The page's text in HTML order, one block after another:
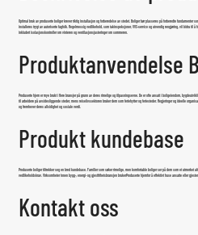
Optimal bruk av produserte boliger krever riktig installasjon og forberedelse av stedet. Boliger bør plasseres på forberedte
installeres trygt av autoriserte fagfolk. Regelmessig vedlikehold, som takinspeksjoner, VVS-service og utvendig rengjøring, vil bidra til
inkludert isolasjonskontroller om vinteren og ventilasjonsjusteringer om sommeren.
Produktanvendelse
Produserte hjem er mye brukt i flere bransjer på grunn av deres rimelige og tilpasningsevne. De er ofte ansatt i boligeiendom,
til arbeidere på avsidesliggende steder, mens reiselivssektoren bruker dem som feriehytter og feriesteder. Regjeringer og ideelle
og fremhever deres allsidighet og sosiale verdi.
Produkt kundebase
Produserte boliger tiltrekker seg en bred kundebase. Familier som søker rimelige, men komfortable boliger ser på dem som et
vedlikeholdskrav. Virksomheter innen bygg-, energi- og gjestfrihetsbransjen brukerProduserte hjemfor å effektivt huse ansatte eller gjester.
Kontakt oss